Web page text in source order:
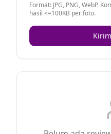
Format: JPG, PNG, WebP.
hasil <=100KB per foto.